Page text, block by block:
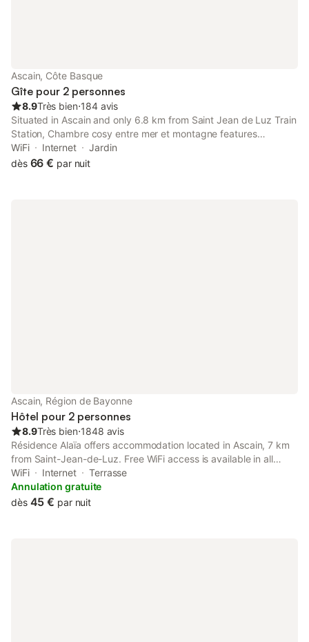
Ascain, Côte Basque
Gîte pour 2 personnes
8.9Très bien⋅184 avis
Situated in Ascain and only 6.8 km from Saint Jean de Luz Train
Station, Chambre cosy entre mer et montagne features
accommodation with mountain views, free WiFi and free private
parking.
WiFi Internet
Jardin
dès 66 € par nuit
Ascain, Région de Bayonne
Hôtel pour 2 personnes
8.9Très bien⋅1848 avis
Résidence Alaïa offers accommodation located in Ascain, 7 km
from Saint-Jean-de-Luz. Free WiFi access is available in all
areas and free public parking is possible on site.
WiFi Internet
Terrasse
Annulation gratuite
dès 45 € par nuit